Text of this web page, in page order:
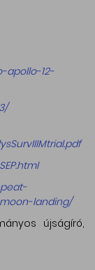
apollo-12-
landing/
újságíró,